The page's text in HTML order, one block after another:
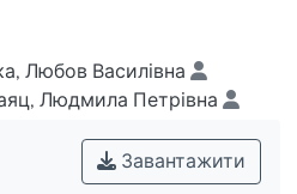
Любов Василівна
Людмила Петрівна
Завантажити